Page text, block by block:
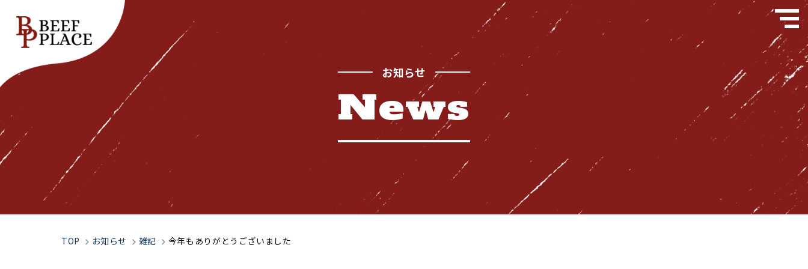
Safety
Recruitment
採用情報
お知らせ
News
TOP お知らせ 雑記 今年もありがとうございました